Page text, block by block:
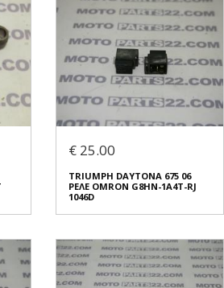
€ 25.00
TRIUMPH DAYTONA 675 06
ΡΕΛΕ OMRON G8HN-1A4T-RJ
1046D